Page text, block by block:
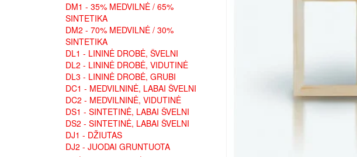
DM1 - 35% MEDVILNĖ / 65%
SINTETIKA
DM2 - 70% MEDVILNĖ / 30%
SINTETIKA
DL1 - LININĖ DROBĖ, ŠVELNI
DL2 - LININĖ DROBĖ, VIDUTINĖ
DL3 - LININĖ DROBĖ, GRUBI
DC1 - MEDVILNINĖ, LABAI ŠVELNI
DC2 - MEDVILNINĖ, VIDUTINĖ
DS1 - SINTETINĖ, LABAI ŠVELNI
DS2 - SINTETINĖ, LABAI ŠVELNI
DJ1 - DŽIUTAS
DJ2 - JUODAI GRUNTUOTA